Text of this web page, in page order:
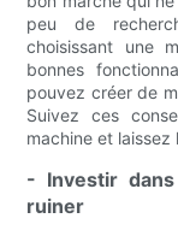
peu de
choisissant une
bonnes
pouvez créer de
Suivez ces
machine et
- Investir
ruiner